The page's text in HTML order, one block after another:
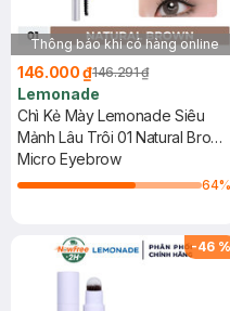
Thông báo khi có hàng online
146.000 ₫146.291 ₫
Lemonade
Chì Kẻ Mày Lemonade Siêu
Mảnh Lâu Trôi 01 Natural Brown
0.1g
Micro Eyebrow
64%
-46 %